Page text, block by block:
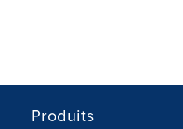
Produits